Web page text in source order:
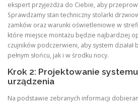
ekspert przyjeżdża do Ciebie, aby
Sprawdzamy stan techniczny stolarki
zamków oraz warunki oświetleniowe w
które miejsce montażu będzie najbardziej
czujników podczerwieni, aby system działał
pełnym słońcu, jak i w środku nocy.
Krok 2: Projektowanie
urządzenia
Na podstawie zebranych informacji